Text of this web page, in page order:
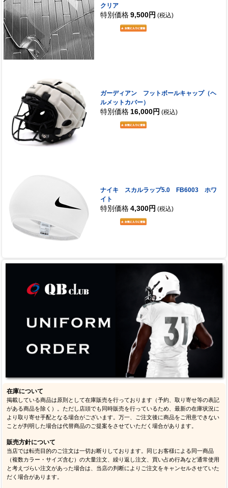
クリア
特別価格 9,500円 (税込)
ガーディアン フットボールキャップ（ヘ
ルメットカバー）
特別価格 16,000円 (税込)
ナイキ スカルラップ5.0 FB6003 ホワ
イト
特別価格 4,300円 (税込)
在庫について
掲載している商品は原則として在庫販売を行っております（予約、取り寄せ等の表記
がある商品を除く）。ただし店頭でも同時販売を行っているため、最新の在庫状況に
より取り寄せ手配となる場合がございます。万一、ご注文後に商品をご用意できない
ことが判明した場合は代替商品のご提案をさせていただく場合があります。
販売方針について
当店では転売目的のご注文は一切お断りしております。同じお客様による同一商品
（複数カラー・サイズ含む）の大量注文、繰り返し注文、買い占め行為など通常使用
と考えづらい注文があった場合は、当店の判断によりご注文をキャンセルさせていた
だく場合があります。